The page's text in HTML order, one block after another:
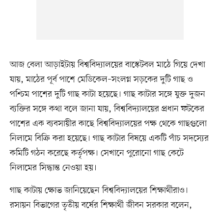
আজ বেলা আড়াইটায় বিশ্ববিদ্যালয়ের বাস্কেটবল মাঠে গিয়ে দেখা
যায়, মাঠের পূর্ব পাশে মেডিকেল–সংলগ্ন সড়কের দুটি গাছ ও
পশ্চিম পাশের দুটি গাছ কাটা হয়েছে। গাছ কাটার সঙ্গে যুক্ত দুজন
ব্যক্তির সঙ্গে কথা বলে জানা যায়, বিশ্ববিদ্যালয়ের প্রধান ফটকের
পাশের এক ব্যবসায়ীর কাছে বিশ্ববিদ্যালয়ের পক্ষ থেকে গাছগুলো
নিলামে বিক্রি করা হয়েছে। গাছ কাটার বিষয়ে একটি পাঁচ সদস্যের
কমিটি গঠন করেছে কর্তৃপক্ষ। সেখানে পুরোনো গাছ কেটে
নিলামের সিদ্ধান্ত নেওয়া হয়।
গাছ কাটায় ক্ষোভ জানিয়েছেন বিশ্ববিদ্যালয়ের শিক্ষার্থীরাও।
রসায়ন বিভাগের তৃতীয় বর্ষের শিক্ষার্থী জীবন সরকার বলেন,